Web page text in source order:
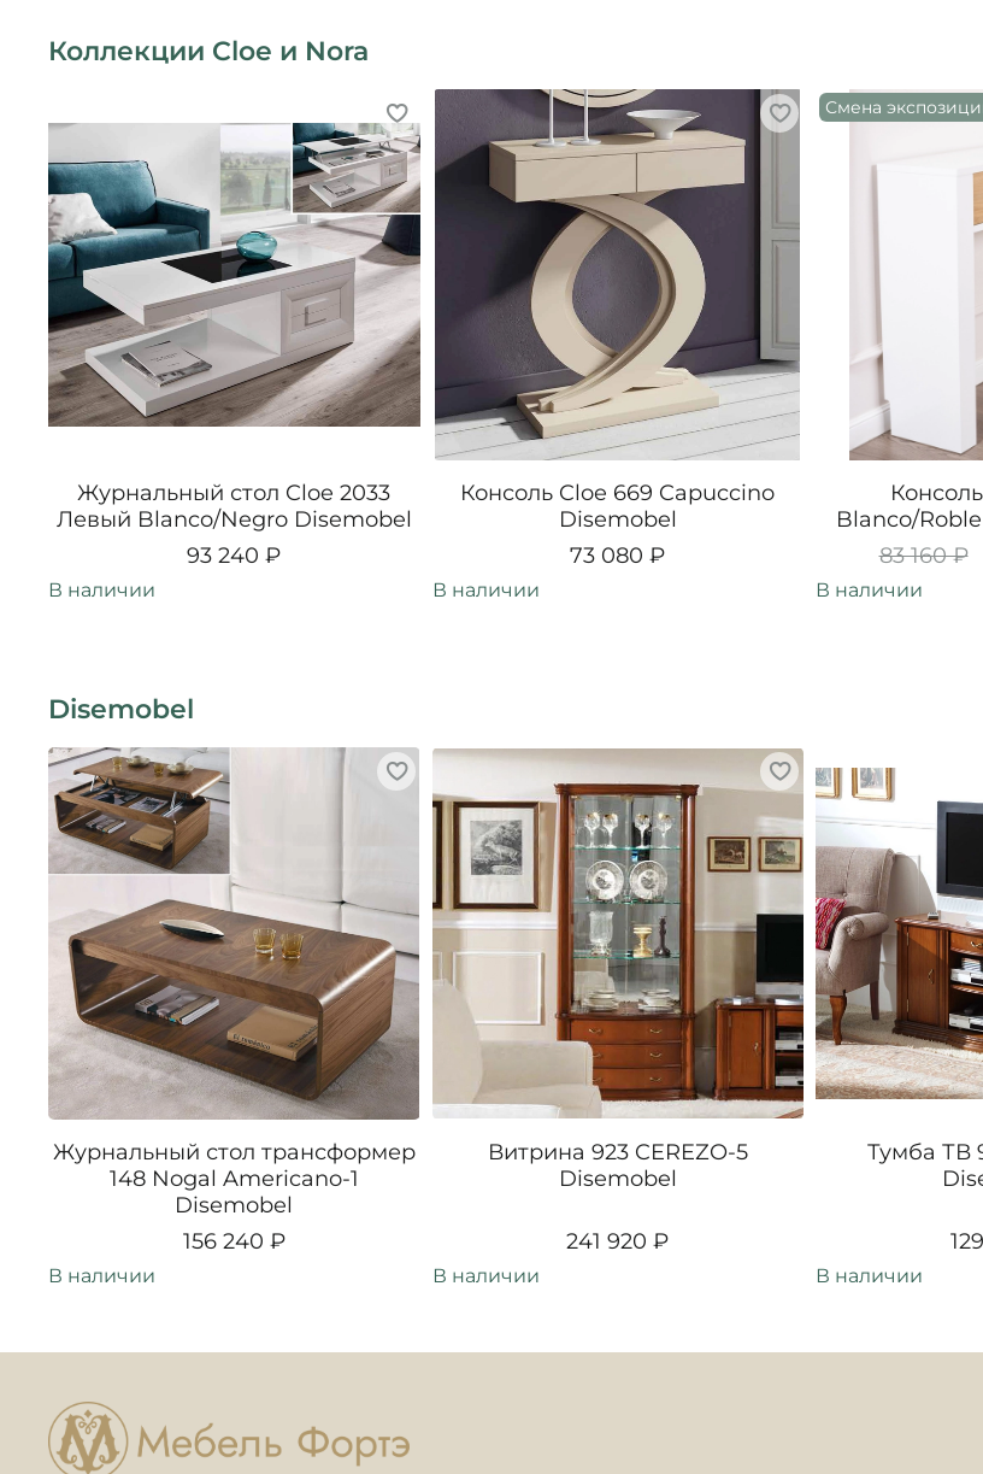
Коллекции Cloe и Nora
Журнальный стол Cloe 2033
Левый Blanco/Negro Disemobel
93 240 ₽
В наличии
Консоль Cloe 669 Capuccino
Disemobel
73 080 ₽
В наличии
Смена
Blanco/
83 160 ₽
В наличии
Disemobel
Журнальный стол трансформер
148 Nogal Americano-1
Disemobel
156 240 ₽
В наличии
Витрина 923 CEREZO-5
Disemobel
241 920 ₽
В наличии
Тумба ТВ
В наличии